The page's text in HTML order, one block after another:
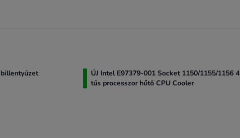
ÚJ Intel E97379-001 Socket 1150/1155/1156 4
tűs processzor hűtő CPU Cooler